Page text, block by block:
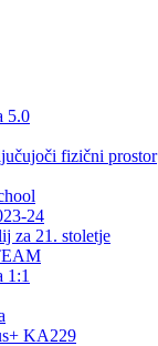
5.0
fizični prostor
24
za 21. stoletje
1:1
KA229